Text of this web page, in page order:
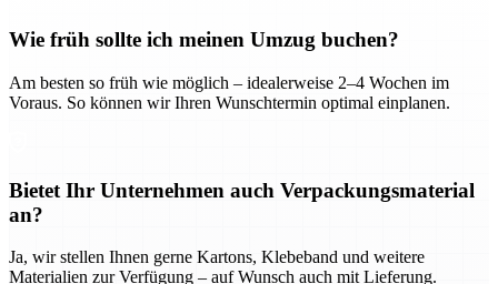
Wie früh sollte ich meinen Umzug buchen?
Am besten so früh wie möglich – idealerweise 2–4 Wochen im
Voraus. So können wir Ihren Wunschtermin optimal einplanen.
Bietet Ihr Unternehmen auch Verpackungsmaterial
an?
Ja, wir stellen Ihnen gerne Kartons, Klebeband und weitere
Materialien zur Verfügung – auf Wunsch auch mit Lieferung.